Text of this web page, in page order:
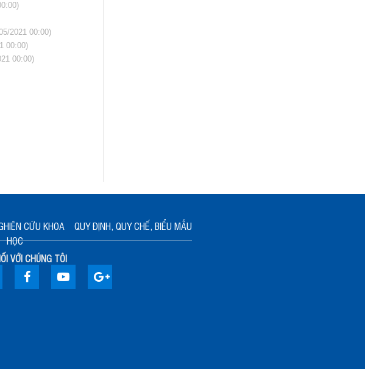
2021 00:00)
00:00)
00:00)
CỨU KHOA
HỌC
QUY ĐỊNH, QUY CHẾ, BIỂU MẪU
VỚI CHÚNG TÔI